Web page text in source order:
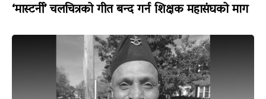
‘मास्टर्नी’ चलचित्रको गीत बन्द गर्न शिक्षक महासंघको माग